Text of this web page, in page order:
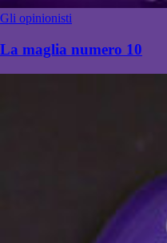
Gli opinionisti
La maglia numero 10